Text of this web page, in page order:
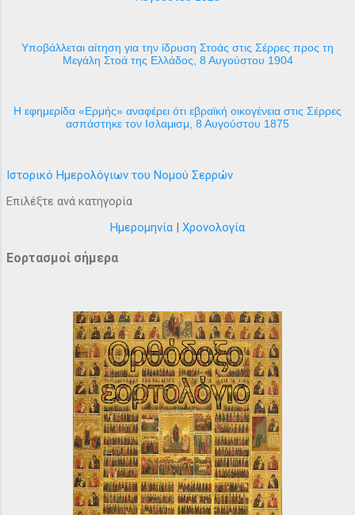
Υποβάλλεται αίτηση για την ίδρυση Στοάς στις Σέρρες προς τη
Μεγάλη Στοά της Ελλάδος, 8 Αυγούστου 1904
H εφημερίδα «Ερμής» αναφέρει ότι εβραϊκή οικογένεια στις Σέρρες
ασπάστηκε τον Ισλαμισμ, 8 Αυγούστου 1875
Ιστορικό Ημερολόγιων του Νομού Σερρών
Επιλέξτε ανά κατηγορία
Ημερομηνία | Χρονολογία
Εορτασμοί σήμερα